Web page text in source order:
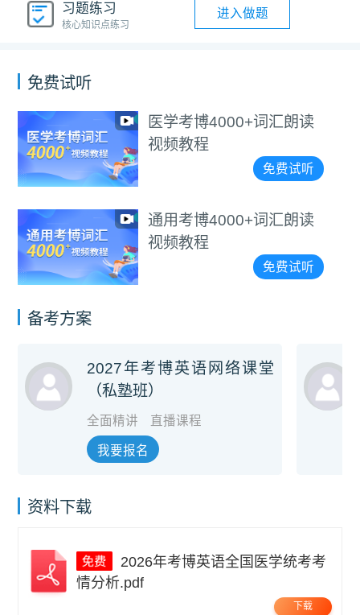
习题练习
核心知识点练习
进入做题
免费试听
医学考博4000+词汇朗读
视频教程
免费试听
通用考博4000+词汇朗读
视频教程
免费试听
备考方案
2027年考博英语网络课堂
（私塾班）
全面精讲 直播课程
我要报名
资料下载
情分析.pdf
下载